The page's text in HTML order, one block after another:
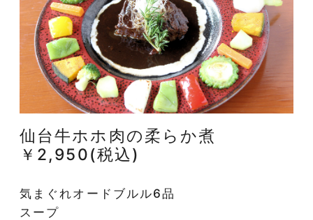
仙台牛ホホ肉の柔らか煮
￥2,950(税込)
気まぐれオードブルル6品
スープ